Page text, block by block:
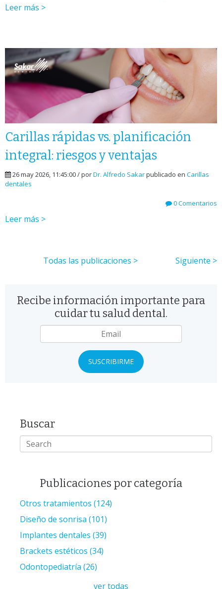
Leer más >
Carillas rápidas vs. planificación
integral: riesgos y ventajas
26 may 2026, 11:45:00 / porDr. Alfredo Sakarpublicado en Carillas
dentales
0 Comentarios
Leer más >
Todas las publicaciones > Siguiente >
Recibe información importante para
cuidar tu salud dental.
Buscar
Publicaciones por categoría
Otros tratamientos (124)
Diseño de sonrisa (101)
Implantes dentales (39)
Brackets estéticos (34)
Odontopediatría (26)
ver todas